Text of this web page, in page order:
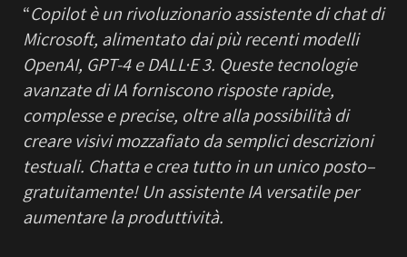
“Copilot è un rivoluzionario assistente di chat di
Microsoft, alimentato dai più recenti modelli
OpenAI, GPT-4 e DALL·E 3. Queste tecnologie
avanzate di IA forniscono risposte rapide,
complesse e precise, oltre alla possibilità di
creare visivi mozzafiato da semplici descrizioni
testuali. Chatta e crea tutto in un unico posto–
gratuitamente! Un assistente IA versatile per
aumentare la produttività.